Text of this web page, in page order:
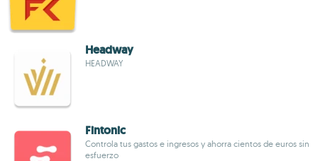
Headway
HEADWAY
Fintonic
Controla tus gastos e ingresos y ahorra cientos de euros sin
esfuerzo